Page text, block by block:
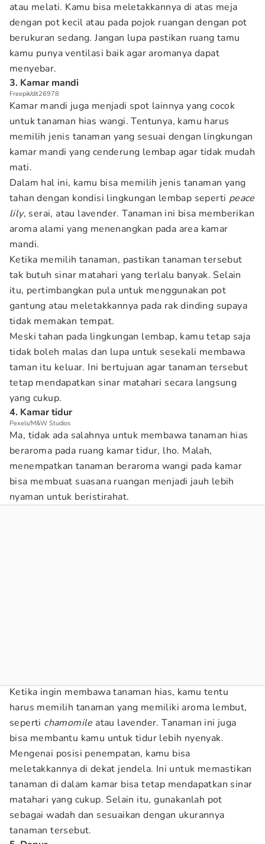
atau melati. Kamu bisa meletakkannya di atas meja
dengan pot kecil atau pada pojok ruangan dengan pot
berukuran sedang. Jangan lupa pastikan ruang tamu
kamu punya ventilasi baik agar aromanya dapat
menyebar.
3. Kamar mandi
Freepik/dit26978
Kamar mandi juga menjadi spot lainnya yang cocok
untuk tanaman hias wangi. Tentunya, kamu harus
memilih jenis tanaman yang sesuai dengan lingkungan
kamar mandi yang cenderung lembap agar tidak mudah
mati.
Dalam hal ini, kamu bisa memilih jenis tanaman yang
tahan dengan kondisi lingkungan lembap seperti peace
lily, serai, atau lavender. Tanaman ini bisa memberikan
aroma alami yang menenangkan pada area kamar
mandi.
Ketika memilih tanaman, pastikan tanaman tersebut
tak butuh sinar matahari yang terlalu banyak. Selain
itu, pertimbangkan pula untuk menggunakan pot
gantung atau meletakkannya pada rak dinding supaya
tidak memakan tempat.
Meski tahan pada lingkungan lembap, kamu tetap saja
tidak boleh malas dan lupa untuk sesekali membawa
taman itu keluar. Ini bertujuan agar tanaman tersebut
tetap mendapatkan sinar matahari secara langsung
yang cukup.
4. Kamar tidur
Pexels/M&W Studios
Ma, tidak ada salahnya untuk membawa tanaman hias
beraroma pada ruang kamar tidur, lho. Malah,
menempatkan tanaman beraroma wangi pada kamar
bisa membuat suasana ruangan menjadi jauh lebih
nyaman untuk beristirahat.
Ketika ingin membawa tanaman hias, kamu tentu
harus memilih tanaman yang memiliki aroma lembut,
seperti chamomile atau lavender. Tanaman ini juga
bisa membantu kamu untuk tidur lebih nyenyak.
Mengenai posisi penempatan, kamu bisa
meletakkannya di dekat jendela. Ini untuk memastikan
tanaman di dalam kamar bisa tetap mendapatkan sinar
matahari yang cukup. Selain itu, gunakanlah pot
sebagai wadah dan sesuaikan dengan ukurannya
tanaman tersebut.